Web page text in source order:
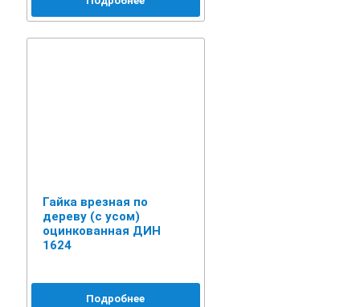
Гайка врезная по
дереву (с усом)
оцинкованная ДИН
1624
Подробнее